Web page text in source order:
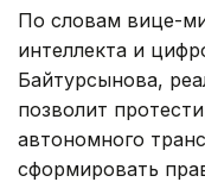
По словам вице-
интеллекта и
Байтурсынова,
позволит
автономного
сформировать